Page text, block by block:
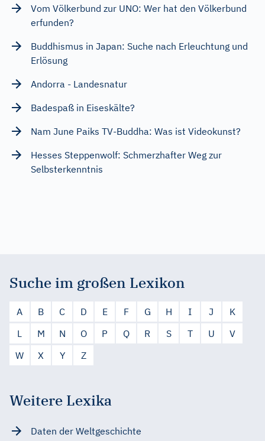
Vom Völkerbund zur UNO: Wer hat den Völkerbund
erfunden?
Buddhismus in Japan: Suche nach Erleuchtung und
Erlösung
Andorra - Landesnatur
Badespaß in Eiseskälte?
Nam June Paiks TV-Buddha: Was ist Videokunst?
Hesses Steppenwolf: Schmerzhafter Weg zur
Selbsterkenntnis
Suche im großen Lexikon
A B C D E F G H I J
K
L
M N O P Q R S T U
V
W
X Y Z
Weitere Lexika
Daten der Weltgeschichte